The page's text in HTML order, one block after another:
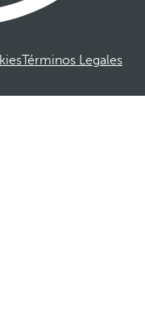
Términos Legales